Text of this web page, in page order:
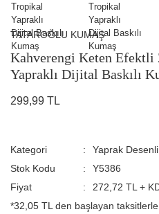
TATAROĞLU KUMAŞ
Kahverengi Keten Efektli
Yapraklı Dijital Baskılı
299,99 TL
Kategori
Yaprak
Stok Kodu
Y5386
Fiyat
272,72 TL +
*32,05 TL den başlayan